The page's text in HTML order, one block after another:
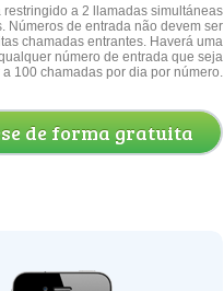
a 2 llamadas simultáneas
Números de entrada não devem ser
chamadas entrantes. Haverá uma
número de entrada que seja
100 chamadas por dia por número.
de forma gratuita